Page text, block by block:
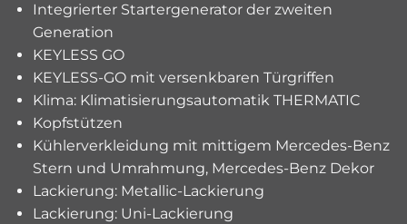
Integrierter Startergenerator der zweiten
Generation
KEYLESS GO
KEYLESS-GO mit versenkbaren Türgriffen
Klima: Klimatisierungsautomatik THERMATIC
Kopfstützen
Kühlerverkleidung mit mittigem Mercedes-Benz
Stern und Umrahmung, Mercedes-Benz Dekor
Lackierung: Metallic-Lackierung
Lackierung: Uni-Lackierung